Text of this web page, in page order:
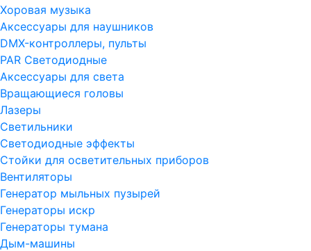
Хоровая музыка
Аксессуары для наушников
DMX-контроллеры, пульты
PAR Светодиодные
Аксессуары для света
Вращающиеся головы
Лазеры
Светильники
Светодиодные эффекты
Стойки для осветительных приборов
Вентиляторы
Генератор мыльных пузырей
Генераторы искр
Генераторы тумана
Дым-машины